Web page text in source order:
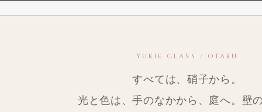
YUKIE GLASS / OTARU
すべては、硝子から。
光と色は、手のなかから、庭へ。壁